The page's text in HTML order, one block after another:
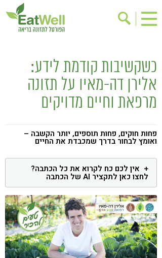
בישול בריא
אינדקס עסקים
ריפוי ומניעת מחלות
בריאות האישה
תוספי תזונה
מתכוני בריאות
אירועים
שינוי תזונתי
גישות בתזונה
דיאטה
ניקוי רעלים
מזונות על
ילדים
תזונה וספורט
הפרעות קשב & ריכוז
אכילה רגשית
רגישות לגלוטן
טעים להכיר
קורונה
טבעונות
כשקשיבות קודמת לידע:
אלירן דה-מאיו על תזונה
מרפאת וחיים מדויקים
פחות חוקים, פחות תוספים, יותר הקשבה –
ואומץ לבחור בדרך שמכבדת את החיים
אין לכם כח לקרוא את כל הכתבה?
לחצו כאן לתקציר AI של הכתבה